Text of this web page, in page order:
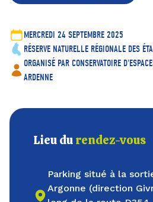
MERCREDI 24 SEPTEMBRE 2025
RÉSERVE NATURELLE RÉGIONALE DES
ORGANISÉ PAR CONSERVATOIRE
ARDENNE
Lieu durendez-vous
Parking situé à la
Argonne (direction